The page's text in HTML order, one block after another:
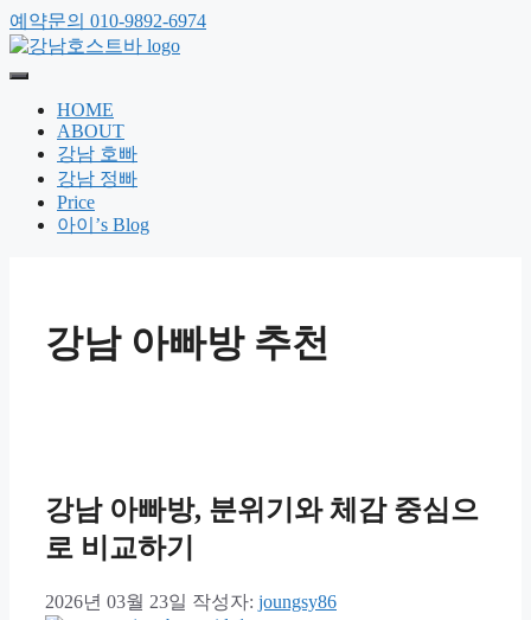
예약문의 010-9892-6974
HOME
ABOUT
강남 호빠
강남 정빠
Price
아이’s Blog
강남 아빠방 추천
강남 아빠방, 분위기와 체감 중심으
로 비교하기
2026년 03월 23일 작성자: joungsy86